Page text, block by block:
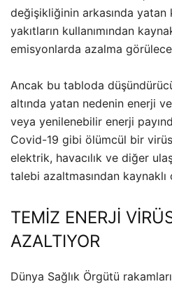
değişikliğinin arkasında
yakıtların kullanımından
emisyonlarda azalma
Ancak bu tabloda
altında yatan nedenin enerji
veya yenilenebilir enerji
Covid-19 gibi ölümcül bir
elektrik, havacılık ve diğer
talebi azaltmasından kaynaklı
TEMİZ ENERJİ
AZALTIYOR
Dünya Sağlık Örgütü